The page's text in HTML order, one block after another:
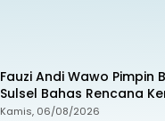
Fauzi Andi Wawo Pimpin
Sulsel Bahas Rencana
2027
Kamis, 06/08/2026